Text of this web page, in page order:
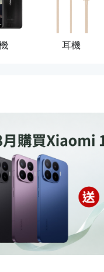
耳機